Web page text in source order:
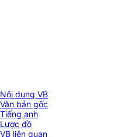
Nội dung VB
Văn bản gốc
Tiếng anh
Lược đồ
VB liên quan